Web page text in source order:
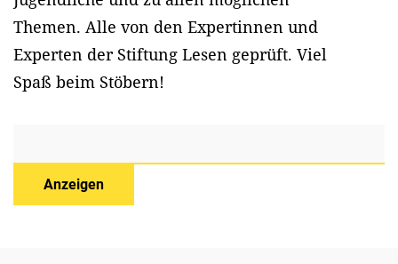
Themen. Alle von den Expertinnen und
Experten der Stiftung Lesen geprüft. Viel
Spaß beim Stöbern!
Anzeigen